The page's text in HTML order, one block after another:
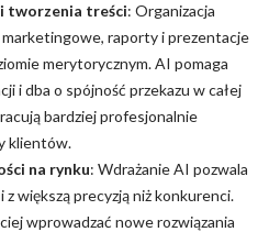
tworzenia treści: Organizacja
raporty i prezentacje
merytorycznym. AI pomaga
i dba o spójność przekazu w całej
bardziej profesjonalnie
klientów.
na rynku: Wdrażanie AI pozwala
z większą precyzją niż konkurenci.
wprowadzać nowe rozwiązania